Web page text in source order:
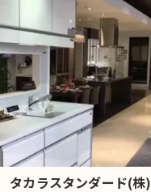
タカラスタンダード(株)